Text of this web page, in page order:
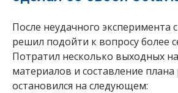
После неудачного эксперимента
решил подойти к вопросу более
Потратил несколько выходных
материалов и составление плана
остановился на следующем: